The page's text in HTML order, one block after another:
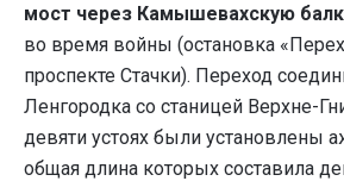
мост через Камышевахскую
во время войны (остановка
проспекте Стачки). Переход
Ленгородка со станицей Верхне-
девяти устоях были установлены
общая длина которых составила